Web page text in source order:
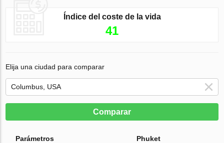
Índice del coste de la vida
41
Elija una ciudad para comparar
Comparar
Parámetros Phuket